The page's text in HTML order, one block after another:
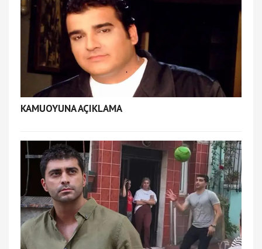
KAMUOYUNA AÇIKLAMA